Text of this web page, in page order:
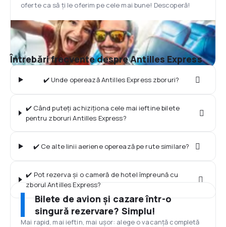
oferte ca să ți le oferim pe cele mai bune! Descoperă!
Întrebări frecvente despre Antilles Express
✔️ Unde operează Antilles Express zboruri?
✔️ Când puteți achiziționa cele mai ieftine bilete
pentru zboruri Antilles Express?
✔️ Ce alte linii aeriene operează pe rute similare?
✔️ Pot rezerva și o cameră de hotel împreună cu
zborul Antilles Express?
Bilete de avion și cazare într-o
singură rezervare? Simplu!
Mai rapid, mai ieftin, mai ușor: alege o vacanță completă